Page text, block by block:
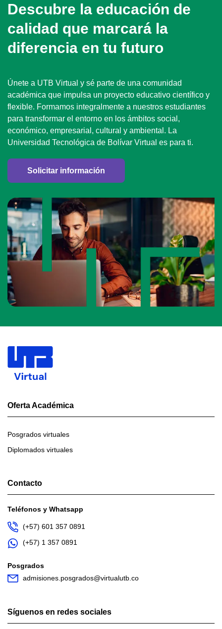
Descubre la educación de
calidad que marcará la
diferencia en tu futuro
Únete a UTB Virtual y sé parte de una comunidad
académica que impulsa un proyecto educativo científico y
flexible. Formamos integralmente a nuestros estudiantes
para transformar el entorno en los ámbitos social,
económico, empresarial, cultural y ambiental. La
Universidad Tecnológica de Bolívar Virtual es para ti.
Solicitar información
Oferta Académica
Posgrados virtuales
Diplomados virtuales
Contacto
Teléfonos y Whatsapp
(+57) 601 357 0891
(+57) 1 357 0891
Posgrados
admisiones.posgrados@virtualutb.co
Síguenos en redes sociales